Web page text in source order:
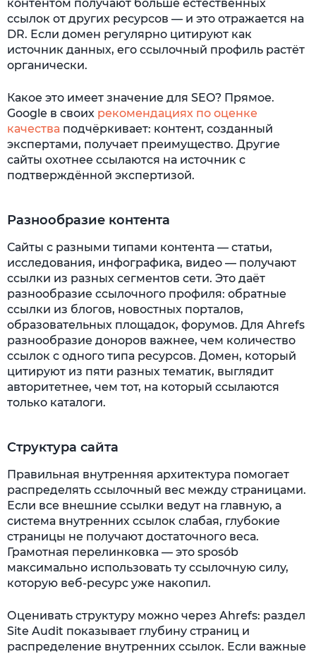
контентом получают больше естественных
ссылок от других ресурсов — и это отражается на
DR. Если домен регулярно цитируют как
источник данных, его ссылочный профиль растёт
органически.
Какое это имеет значение для SEO? Прямое.
Google в своих рекомендациях по оценке
качества подчёркивает: контент, созданный
экспертами, получает преимущество. Другие
сайты охотнее ссылаются на источник с
подтверждённой экспертизой.
Разнообразие контента
Сайты с разными типами контента — статьи,
исследования, инфографика, видео — получают
ссылки из разных сегментов сети. Это даёт
разнообразие ссылочного профиля: обратные
ссылки из блогов, новостных порталов,
образовательных площадок, форумов. Для Ahrefs
разнообразие доноров важнее, чем количество
ссылок с одного типа ресурсов. Домен, который
цитируют из пяти разных тематик, выглядит
авторитетнее, чем тот, на который ссылаются
только каталоги.
Структура сайта
Правильная внутренняя архитектура помогает
распределять ссылочный вес между страницами.
Если все внешние ссылки ведут на главную, а
система внутренних ссылок слабая, глубокие
страницы не получают достаточного веса.
Грамотная перелинковка — это sposób
максимально использовать ту ссылочную силу,
которую веб-ресурс уже накопил.
Оценивать структуру можно через Ahrefs: раздел
Site Audit показывает глубину страниц и
распределение внутренних ссылок. Если важные